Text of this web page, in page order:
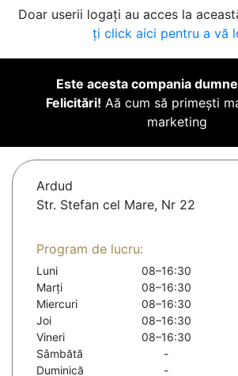
Doar userii logați au acces la
ți click aici pentru a vă
Este acesta compania
Felicitări! Aă cum să primești
marketing
Ardud
Str. Stefan cel Mare, Nr 22
Program de lucru:
Luni
08–16:30
Marți
08–16:30
Miercuri
08–16:30
Joi
08–16:30
Vineri
08–16:30
Sâmbătă
-
Duminică
-